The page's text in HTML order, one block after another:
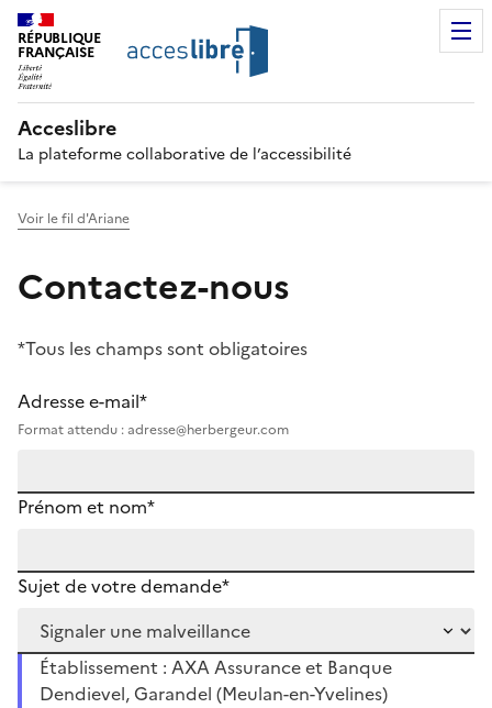
RÉPUBLIQUE
FRANÇAISE
Acceslibre
La plateforme collaborative de l’accessibilité
Voir le fil d'Ariane
Contactez-nous
*Tous les champs sont obligatoires
Adresse e-mail*
Format attendu : adresse@herbergeur.com
Prénom et nom*
Sujet de votre demande*
Établissement : AXA Assurance et Banque
Dendievel, Garandel (Meulan-en-Yvelines)